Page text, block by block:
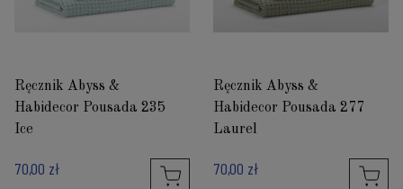
Ręcznik Abyss &
Habidecor Pousada 235
Ice
70,00 zł
Ręcznik Abyss &
Habidecor Pousada 277
Laurel
70,00 zł